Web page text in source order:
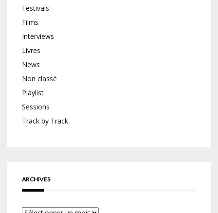
Festivals
Films
Interviews
Livres
News
Non classé
Playlist
Sessions
Track by Track
ARCHIVES